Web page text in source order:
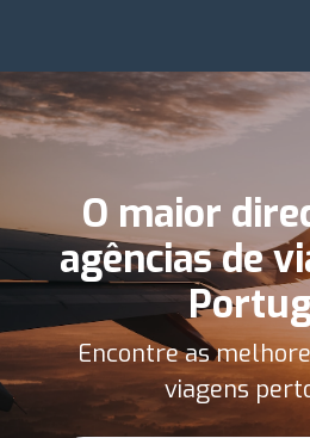
O maior
agências de
Encontre as
viagens